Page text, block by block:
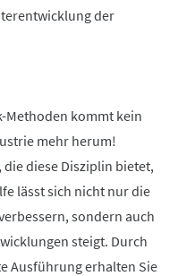
der
Methoden kommt kein
mehr herum!
diese Disziplin bietet,
lässt sich nicht nur die
sondern auch
steigt. Durch
Ausführung erhalten Sie